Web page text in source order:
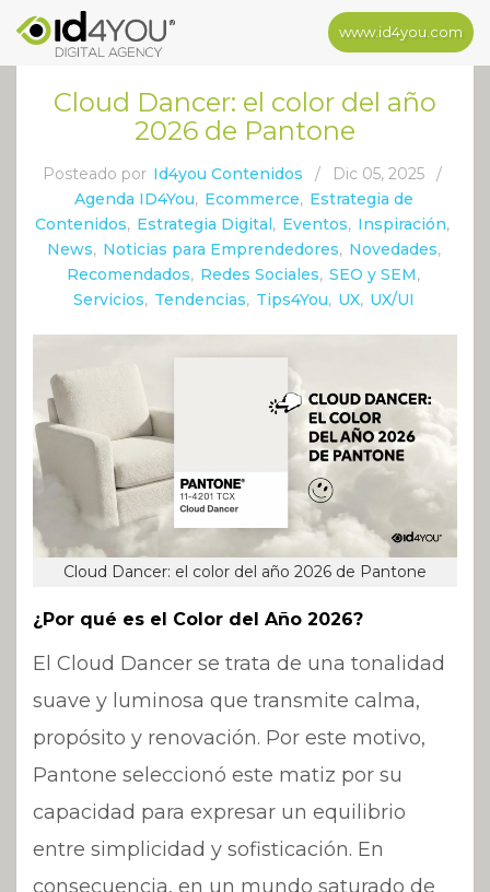
www.id4you.com
Cloud Dancer: el color del año
2026 de Pantone
Posteado por Id4you Contenidos / Dic 05, 2025
/
Agenda ID4You, Ecommerce, Estrategia de
Contenidos, Estrategia Digital, Eventos, Inspiración,
News, Noticias para Emprendedores, Novedades,
Recomendados, Redes Sociales, SEO y SEM,
Servicios, Tendencias, Tips4You, UX, UX/UI
Cloud Dancer: el color del año 2026 de Pantone
¿Por qué es el Color del Año 2026?
El Cloud Dancer se trata de una tonalidad
suave y luminosa que transmite calma,
propósito y renovación. Por este motivo,
Pantone seleccionó este matiz por su
capacidad para expresar un equilibrio
entre simplicidad y sofisticación. En
consecuencia, en un mundo saturado de